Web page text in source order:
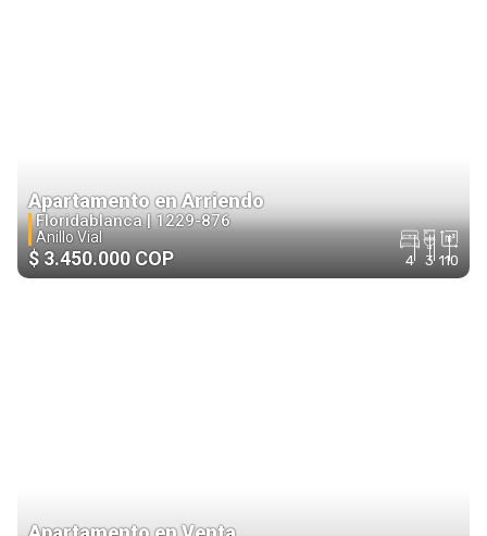
Apartamento en Arriendo
Floridablanca |1229-876
Anillo Vial
$ 3.450.000 COP 4 3 110